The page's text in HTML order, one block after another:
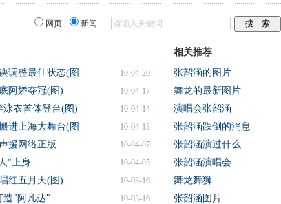
网页 新闻
10-04-20
调整最佳状态(图
10-04-17
阿娇夺冠(图)
10-04-14
泳衣首体登台(图)
10-04-13
进上海大舞台(图
10-04-07
援网络正版
10-04-05
"上身
10-03-16
红五月天(图)
10-03-16
造"阿凡达"
相关推荐
张韶涵的图片
舞龙的最新图片
演唱会张韶涵
张韶涵跌倒的消息
张韶涵演过什么
张韶涵演唱会
舞龙舞狮
张韶涵图片